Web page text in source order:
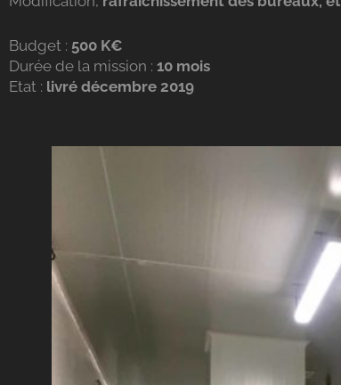
Budget : 500 K€
Durée de la mission : 10 mois
Etat : livré décembre 2019